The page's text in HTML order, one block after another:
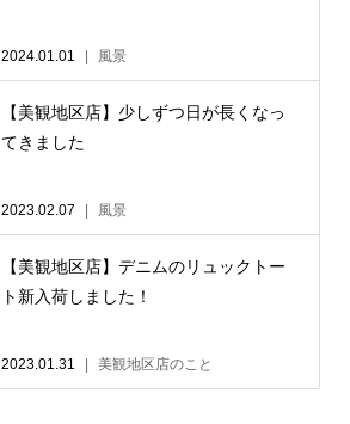
2024.01.01 風景
【美観地区店】少しずつ日が長くなっ
てきました
2023.02.07 風景
【美観地区店】デニムのリュックトー
ト新入荷しました！
2023.01.31 美観地区店のこと